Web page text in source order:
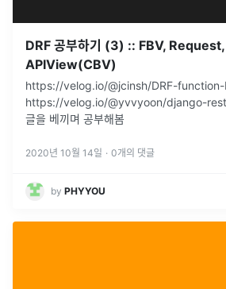
DRF 공부하기 (3) :: FBV,
APIView(CBV)
https://velog.io/@jcinsh/DRF-
https://velog.io/@yvvyoon/django-
글을 베끼며 공부해봄
2020년 10월 14일 · 0개의 댓글
by PHYYOU